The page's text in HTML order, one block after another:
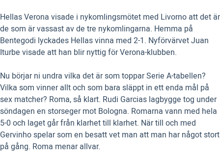
Hellas Verona visade i nykomlingsmötet med Livorno att det är
de som är vassast av de tre nykomlingarna. Hemma på
Bentegodi lyckades Hellas vinna med 2-1. Nyförvärvet Juan
Iturbe visade att han blir nyttig för Verona-klubben.
Nu börjar ni undra vilka det är som toppar Serie A-tabellen?
Vilka som vinner allt och som bara släppt in ett enda mål på
sex matcher? Roma, så klart. Rudi Garcias lagbygge tog under
söndagen en storseger mot Bologna. Romarna vann med hela
5-0 och laget går från klarhet till klarhet. När till och med
Gervinho spelar som en besatt vet man att man har något stort
på gång. Roma menar allvar.